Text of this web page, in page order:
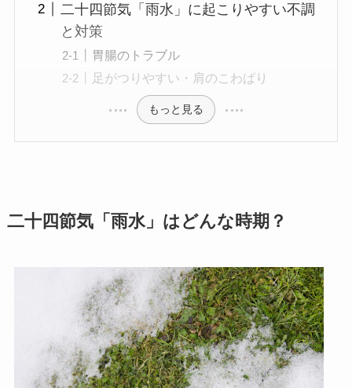
二十四節気「雨水」に起こりやすい不調
と対策
胃腸のトラブル
足がつりやすい・肩のこわばり
もっと見る
二十四節気「雨水」はどんな時期？